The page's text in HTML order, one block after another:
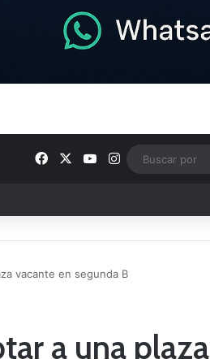
FacebookYouTube
Instagram
vacante en segunda B
a una plaza